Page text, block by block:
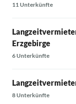
11 Unterkünfte
Erzgebirge
6 Unterkünfte
8 Unterkünfte